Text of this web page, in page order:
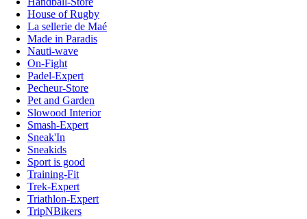
House of Rugby
La sellerie de Maé
Made in Paradis
Nauti-wave
On-Fight
Padel-Expert
Pecheur-Store
Pet and Garden
Slowood Interior
Smash-Expert
Sneak'In
Sneakids
Sport is good
Training-Fit
Trek-Expert
Triathlon-Expert
TripNBikers